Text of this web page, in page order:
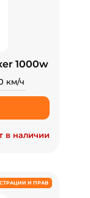
1000w
км/ч
в наличии
И ПРАВ